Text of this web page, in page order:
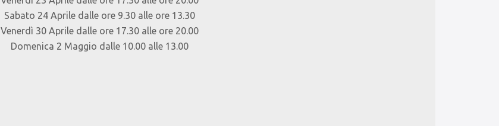
Sabato 24 Aprile dalle ore 9.30 alle ore 13.30
Venerdì 30 Aprile dalle ore 17.30 alle ore 20.00
Domenica 2 Maggio dalle 10.00 alle 13.00